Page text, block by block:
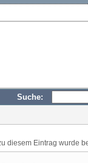
Suche:
diesem Eintrag wurde